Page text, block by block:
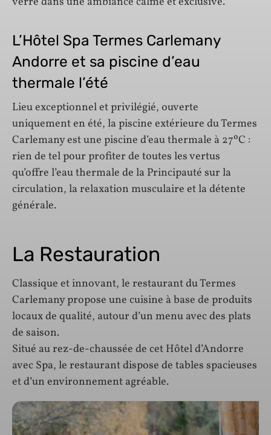
L’Hôtel Spa Termes Carlemany
Andorre et sa piscine d’eau
thermale l’été
Lieu exceptionnel et privilégié, ouverte
uniquement en été, la piscine extérieure du Termes
Carlemany est une piscine d’eau thermale à 27ºC :
rien de tel pour profiter de toutes les vertus
qu’offre l’eau thermale de la Principauté sur la
circulation, la relaxation musculaire et la détente
générale.
La Restauration
Classique et innovant, le restaurant du Termes
Carlemany propose une cuisine à base de produits
locaux de qualité, autour d’un menu avec des plats
de saison.
Situé au rez-de-chaussée de cet Hôtel d’Andorre
avec Spa, le restaurant dispose de tables spacieuses
et d’un environnement agréable.